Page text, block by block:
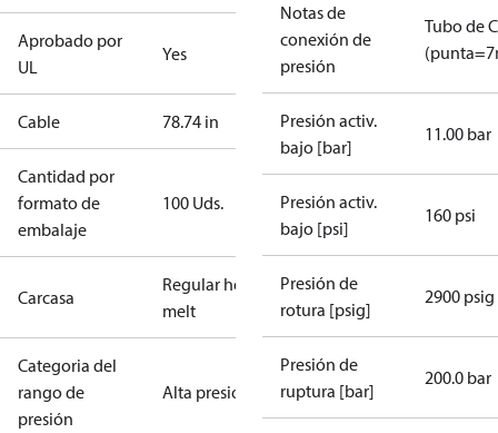
Aprobado por
UL
Yes
Cable 78.74 in
Cantidad por
formato de
embalaje
100 Uds.
Carcasa
Regular hot-
melt
Categoria del
rango de
presión
Alta presión
Notas de
conexión de
presión
Tubo de
Presión activ.
bajo [bar]
11.00 bar
Presión activ.
bajo [psi]
160 psi
Presión de
rotura [psig]
2900 psig
Presión de
ruptura [bar]
200.0 bar